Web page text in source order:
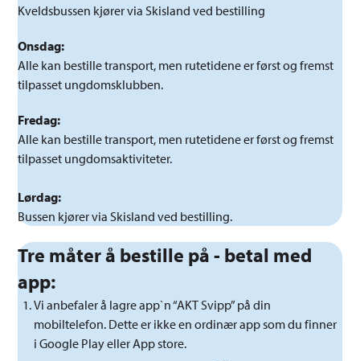
Kveldsbussen kjører via Skisland ved bestilling
Onsdag:
Alle kan bestille transport, men rutetidene er først og fremst
tilpasset ungdomsklubben.
Fredag:
Alle kan bestille transport, men rutetidene er først og fremst
tilpasset ungdomsaktiviteter.
Lørdag:
Bussen kjører via Skisland ved bestilling.
Tre måter å bestille på - betal med
app:
Vi anbefaler å lagre app`n “AKT Svipp” på din
mobiltelefon. Dette er ikke en ordinær app som du finner
i Google Play eller App store.